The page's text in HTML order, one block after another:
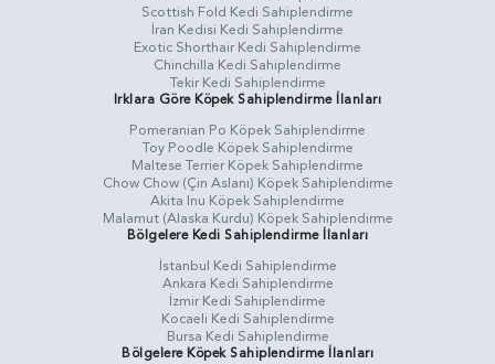
Scottish Fold Kedi Sahiplendirme
İran Kedisi Kedi Sahiplendirme
Exotic Shorthair Kedi Sahiplendirme
Chinchilla Kedi Sahiplendirme
Tekir Kedi Sahiplendirme
Irklara Göre Köpek Sahiplendirme İlanları
Pomeranian Po Köpek Sahiplendirme
Toy Poodle Köpek Sahiplendirme
Maltese Terrier Köpek Sahiplendirme
Chow Chow (Çin Aslanı) Köpek Sahiplendirme
Akita Inu Köpek Sahiplendirme
Malamut (Alaska Kurdu) Köpek Sahiplendirme
Bölgelere Kedi Sahiplendirme İlanları
İstanbul Kedi Sahiplendirme
Ankara Kedi Sahiplendirme
İzmir Kedi Sahiplendirme
Kocaeli Kedi Sahiplendirme
Bursa Kedi Sahiplendirme
Bölgelere Köpek Sahiplendirme İlanları